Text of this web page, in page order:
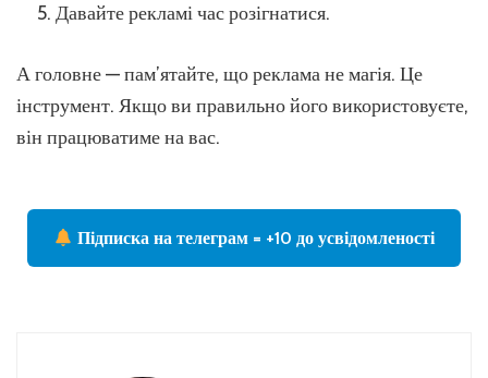
Давайте рекламі час розігнатися.
А головне — пам’ятайте, що реклама не магія. Це
інструмент. Якщо ви правильно його використовуєте,
він працюватиме на вас.
Підписка на телеграм = +10 до усвідомленості